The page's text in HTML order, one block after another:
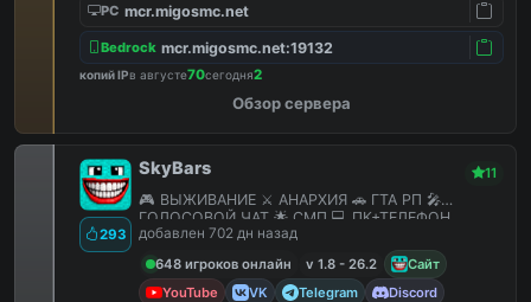
PC mcr.migosmc.net
Bedrock mcr.migosmc.net:19132
копий IPв августе70сегодня2
Обзор сервера
293
SkyBars 11
🎮 ВЫЖИВАНИЕ ⚔️ АНАРХИЯ 🚗 ГТА РП 🎤
ГОЛОСОВОЙ ЧАТ 🌟 СМП 💻 ПК+ТЕЛЕФОН
добавлен 702 дн назад
648 игроков онлайн
v 1.8 - 26.2
Сайт
YouTube
VK Telegram
Discord